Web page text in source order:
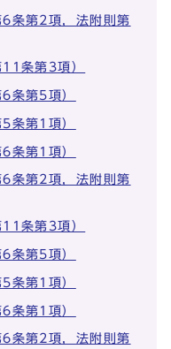
条第2項，法附則第
条第3項）
条第5項）
条第1項）
条第1項）
条第2項，法附則第
条第3項）
条第5項）
条第1項）
条第1項）
条第2項，法附則第